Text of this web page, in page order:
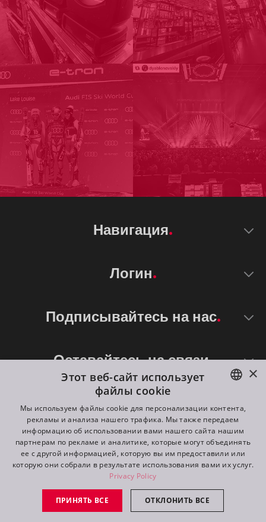
Навигация
Логин
Подписывайтесь на нас
Оставайтесь на связи
©2026 ROBE lighting s.r.o.
All rights reserved. Created by
Switch to desktop mode
ENGLISH
DE
FR
RU
×
Этот веб-сайт использует
файлы cookie
Мы используем файлы cookie для персонализации контента,
рекламы и анализа нашего трафика. Мы также передаем
информацию об использовании вами нашего сайта нашим
партнерам по рекламе и аналитике, которые могут объединять
ее с другой информацией, которую вы им предоставили или
которую они собрали в результате использования вами их услуг.
Privacy Policy
ПРИНЯТЬ ВСЕ ОТКЛОНИТЬ ВСЕ